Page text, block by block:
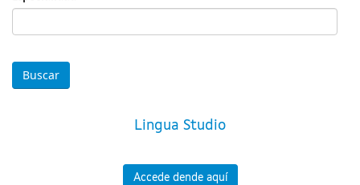
Lingua Studio
Accede dende aquí